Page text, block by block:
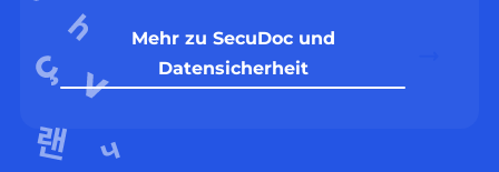
Mehr zu SecuDoc und
Datensicherheit